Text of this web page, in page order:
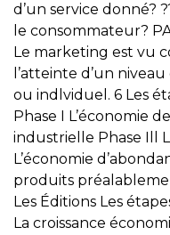
d’un service donné?
le consommateur?
Le marketing est vu
l’atteinte d’un
ou indlviduel. 6 Les
Phase I L’économie
industrielle Phase Ill
L’économie
produits
Les Éditions Les
La croissance